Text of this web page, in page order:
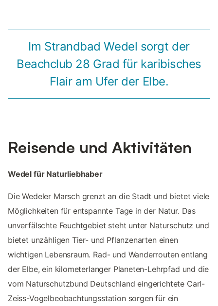
Im Strandbad Wedel sorgt der
Beachclub 28 Grad für karibisches
Flair am Ufer der Elbe.
Reisende und Aktivitäten
Wedel für Naturliebhaber
Die Wedeler Marsch grenzt an die Stadt und bietet viele
Möglichkeiten für entspannte Tage in der Natur. Das
unverfälschte Feuchtgebiet steht unter Naturschutz und
bietet unzähligen Tier- und Pflanzenarten einen
wichtigen Lebensraum. Rad- und Wanderrouten entlang
der Elbe, ein kilometerlanger Planeten-Lehrpfad und die
vom Naturschutzbund Deutschland eingerichtete Carl-
Zeiss-Vogelbeobachtungsstation sorgen für ein